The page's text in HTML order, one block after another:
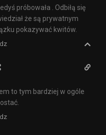
próbowała . Odbiłą się
że są prywatnym
pokazywać kwitów.
to tym bardziej w ogóle